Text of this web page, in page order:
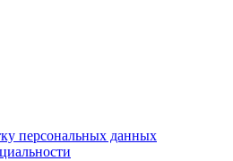
персональных данных